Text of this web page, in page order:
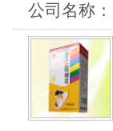
公司名称：